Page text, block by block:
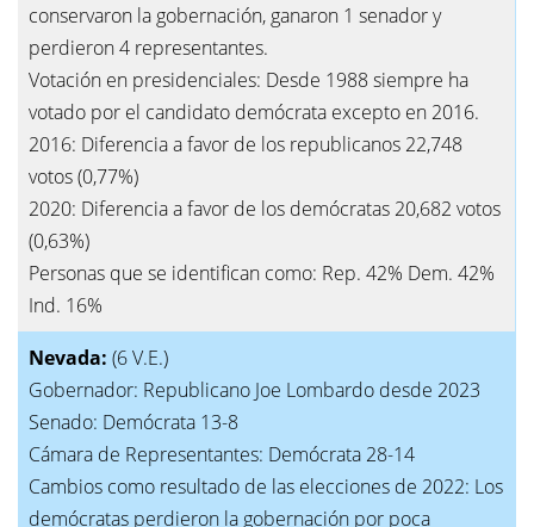
conservaron la gobernación, ganaron 1 senador y
perdieron 4 representantes.
Votación en presidenciales: Desde 1988 siempre ha
votado por el candidato demócrata excepto en 2016.
2016: Diferencia a favor de los republicanos 22,748
votos (0,77%)
2020: Diferencia a favor de los demócratas 20,682 votos
(0,63%)
Personas que se identifican como: Rep. 42% Dem. 42%
Ind. 16%
Nevada: (6 V.E.)
Gobernador: Republicano Joe Lombardo desde 2023
Senado: Demócrata 13-8
Cámara de Representantes: Demócrata 28-14
Cambios como resultado de las elecciones de 2022: Los
demócratas perdieron la gobernación por poca